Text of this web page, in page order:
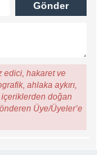
edici, hakaret ve
ahlaka aykırı,
doğan
Üye/Üyeler’e